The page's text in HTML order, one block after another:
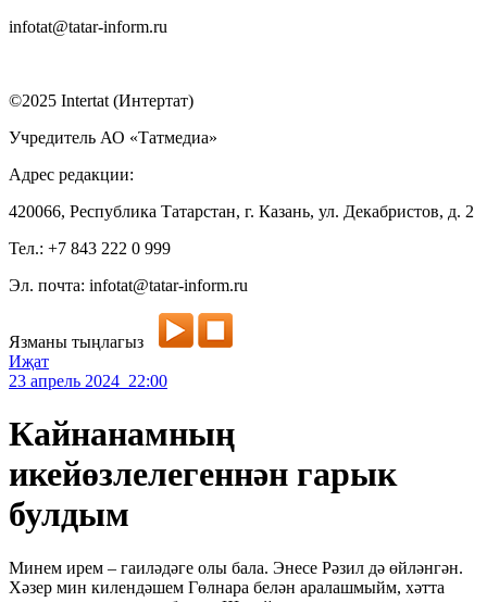
infotat@tatar-inform.ru
©2025 Intertat (Интертат)
Учредитель АО «Татмедиа»
Адрес редакции:
420066, Республика Татарстан, г. Казань, ул. Декабристов, д. 2
Тел.: +7 843 222 0 999
Эл. почта: infotat@tatar-inform.ru
Язманы тыңлагыз
Иҗат
23 апрель 2024 22:00
Кайнанамның
икейөзлелегеннән гарык
булдым
Минем ирем – гаиләдәге олы бала. Энесе Рәзил дә өйләнгән.
Хәзер мин килендәшем Гөлнара белән аралашмыйм, хәтта